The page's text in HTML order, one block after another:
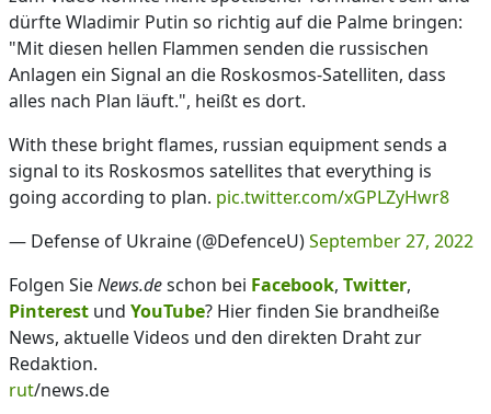
dürfte Wladimir Putin so richtig auf die Palme bringen:
"Mit diesen hellen Flammen senden die russischen
Anlagen ein Signal an die Roskosmos-Satelliten, dass
alles nach Plan läuft.", heißt es dort.
With these bright flames, russian equipment sends a
signal to its Roskosmos satellites that everything is
going according to plan. pic.twitter.com/xGPLZyHwr8
— Defense of Ukraine (@DefenceU)September 27, 2022
Folgen SieNews.deschon bei Facebook, Twitter,
Pinterest und YouTube? Hier finden Sie brandheiße
News, aktuelle Videos und den direkten Draht zur
Redaktion.
rut/news.de